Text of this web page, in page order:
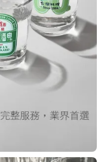
貨速度非常的
感又耐看,細膩
高！！推薦購入